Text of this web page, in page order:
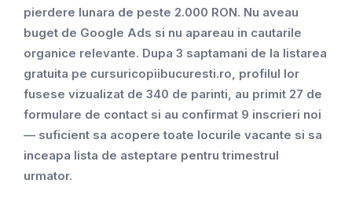
pierdere lunara de peste 2.000 RON. Nu aveau
buget de Google Ads si nu apareau in cautarile
organice relevante. Dupa 3 saptamani de la listarea
gratuita pe cursuricopiibucuresti.ro, profilul lor
fusese vizualizat de 340 de parinti, au primit 27 de
formulare de contact si au confirmat 9 inscrieri noi
— suficient sa acopere toate locurile vacante si sa
inceapa lista de asteptare pentru trimestrul
urmator.